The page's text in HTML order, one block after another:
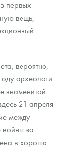
первых
вещь,
вероятно,
археологи
знаменитой
21 апреля
между
войны за
в хорошо